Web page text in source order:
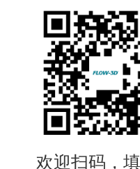
欢迎扫码，